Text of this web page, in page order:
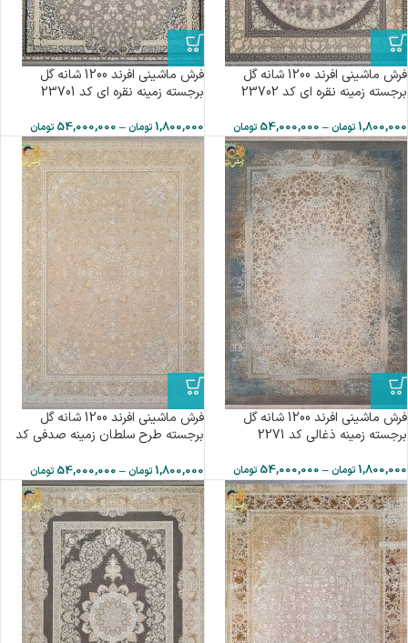
فرش ماشینی افرند 1200 شانه گل
برجسته زمینه نقره ای کد 23702
1,800,000 تومان–
54,000,000 تومان
فرش ماشینی افرند 1200 شانه گل
برجسته زمینه نقره ای کد 23701
1,800,000 تومان –
54,000,000 تومان
فرش ماشینی افرند 1200 شانه گل
برجسته زمینه ذغالی کد 2271
1,800,000 تومان–
54,000,000 تومان
فرش ماشینی افرند 1200 شانه گل
برجسته طرح سلطان زمینه صدفي کد
1,800,000 تومان –
54,000,000 تومان